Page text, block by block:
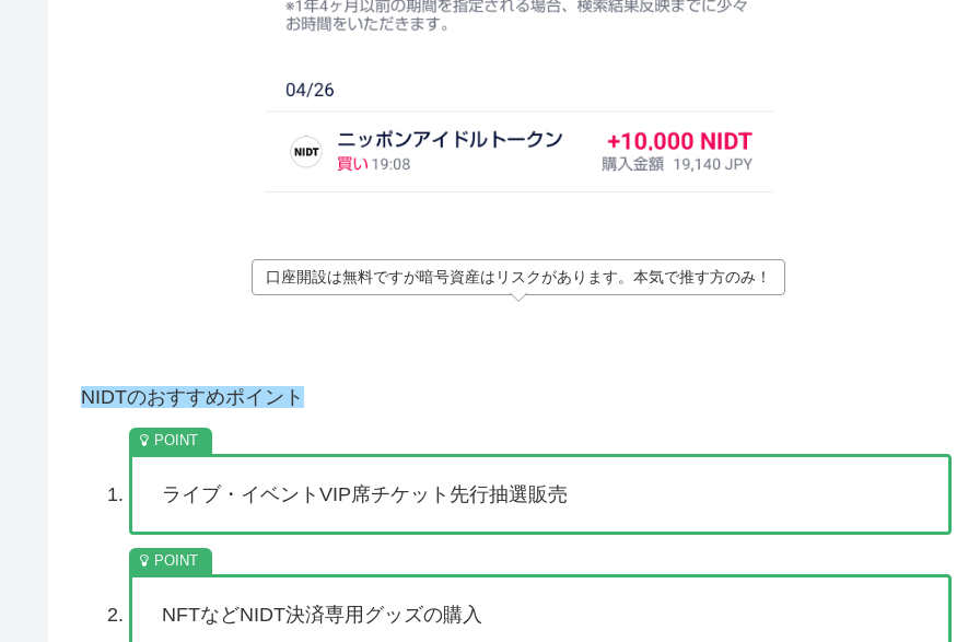
口座開設は無料ですが暗号資産はリスクがあります。本気で推す方のみ！
NIDTのおすすめポイント
ライブ・イベントVIP席チケット先行抽選販売
NFTなどNIDT決済専用グッズの購入